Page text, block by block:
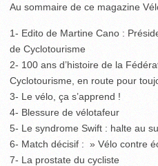
Au sommaire de ce magazine
1- Edito de Martine Cano :
de Cyclotourisme
2- 100 ans d’histoire de la
Cyclotourisme, en route pour
3- Le vélo, ça s’apprend !
4- Blessure de vélotafeur
5- Le syndrome Swift : halte au
6- Match décisif : » Vélo contre
7- La prostate du cycliste